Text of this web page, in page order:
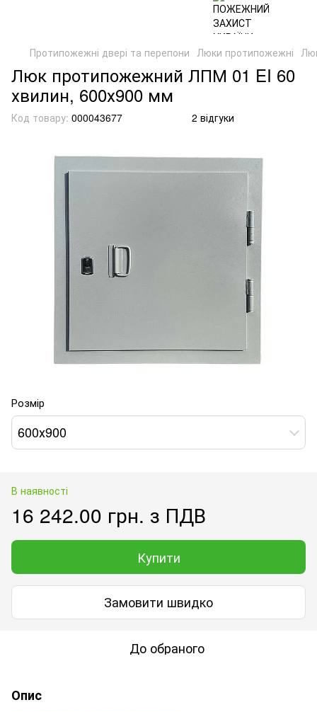
Протипожежні двері та перепони Люки протипожежні
Люк протипожежний ЛПМ 01 EI 60
хвилин, 600х900 мм
Код товару: 000043677 2 відгуки
Розмір
600х900
В наявності
16 242.00 грн. з ПДВ
Купити
Замовити швидко
До обраного
Опис